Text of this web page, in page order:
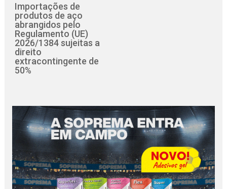
Importações de
produtos de aço
abrangidos pelo
Regulamento (UE)
2026/1384 sujeitas a
direito
extracontingente de
50%